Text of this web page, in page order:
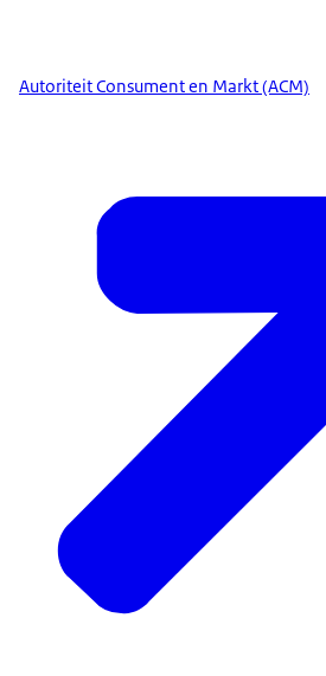
Autoriteit Consument en Markt (ACM)